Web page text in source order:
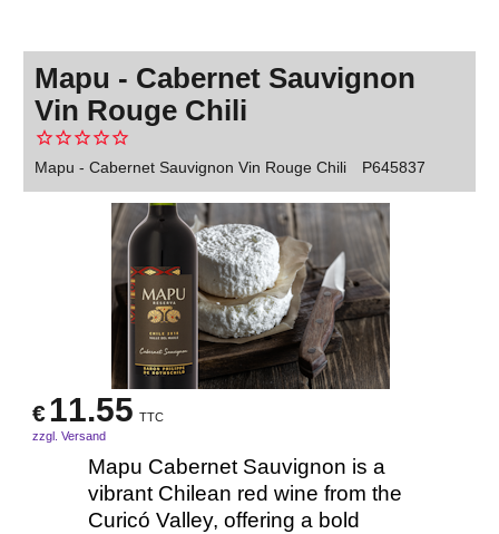
Mapu - Cabernet Sauvignon
Vin Rouge Chili
Mapu - Cabernet Sauvignon Vin Rouge Chili P645837
€11.55 TTC
zzgl. Versand
Mapu Cabernet Sauvignon is a
vibrant Chilean red wine from the
Curicó Valley, offering a bold